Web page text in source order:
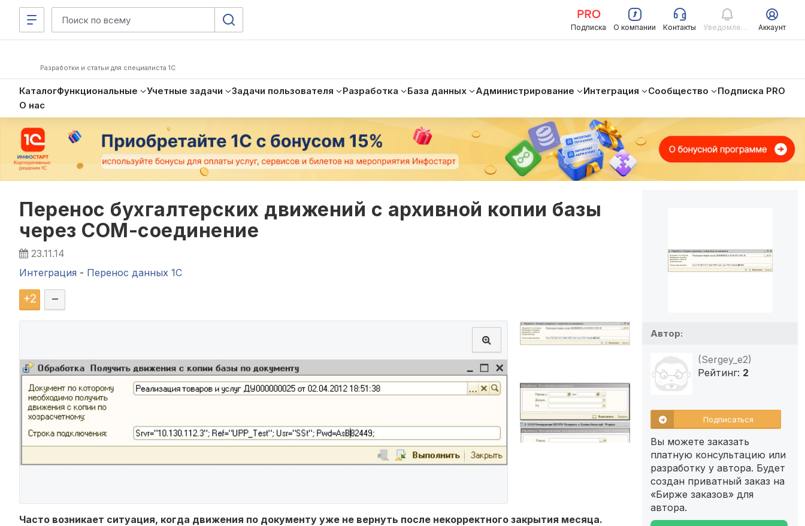
Подписка О компании Контакты Уведомления Аккаунт
Разработки и статьи для специалиста 1С
КаталогФункциональные Учетные задачи Задачи пользователя Разработка База данных Администрирование Интеграция Сообщество
Подписка PRO
О нас
Перенос бухгалтерских движений с архивной копии базы
через COM-соединение
23.11.14
Интеграция - Перенос данных 1C
+2 –
Часто возникает ситуация, когда движения по документу уже не вернуть после некорректного закрытия месяца.
Автор:
(Sergey_e2)
Рейтинг: 2
Подписаться
Вы можете заказать
платную консультацию или
разработку у автора. Будет
создан приватный заказ на
«Бирже заказов» для
автора.